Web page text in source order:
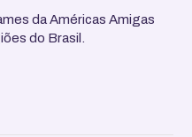
da Américas Amigas
do Brasil.